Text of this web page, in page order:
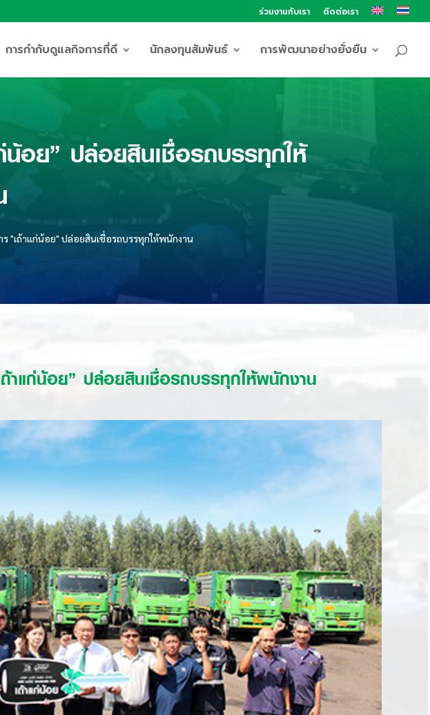
ร่วมงานกับเรา ติดต่อเรา
การกำกับดูแลกิจการที่ดี นักลงทุนสัมพันธ์ การพัฒนาอย่างยั่งยืน
อย” ปล่อยสินเชื่อรถบรรทุกให้
าร "เถ้าแก่น้อย" ปล่อยสินเชื่อรถบรรทุกให้พนักงาน
าแก่น้อย” ปล่อยสินเชื่อรถบรรทุกให้พนักงาน